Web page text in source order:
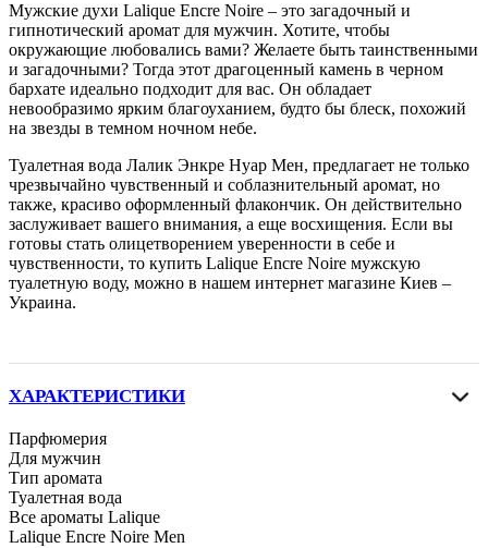
Мужские духи Lalique Encre Noire – это загадочный и
гипнотический аромат для мужчин. Хотите, чтобы
окружающие любовались вами? Желаете быть таинственными
и загадочными? Тогда этот драгоценный камень в черном
бархате идеально подходит для вас. Он обладает
невообразимо ярким благоуханием, будто бы блеск, похожий
на звезды в темном ночном небе.
Туалетная вода Лалик Энкре Нуар Мен, предлагает не только
чрезвычайно чувственный и соблазнительный аромат, но
также, красиво оформленный флакончик. Он действительно
заслуживает вашего внимания, а еще восхищения. Если вы
готовы стать олицетворением уверенности в себе и
чувственности, то купить Lalique Encre Noire мужскую
туалетную воду, можно в нашем интернет магазине Киев –
Украина.
ХАРАКТЕРИСТИКИ
Парфюмерия
Для мужчин
Тип аромата
Туалетная вода
Все ароматы Lalique
Lalique Encre Noire Men